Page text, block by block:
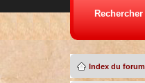
Rechercher
Index du forum